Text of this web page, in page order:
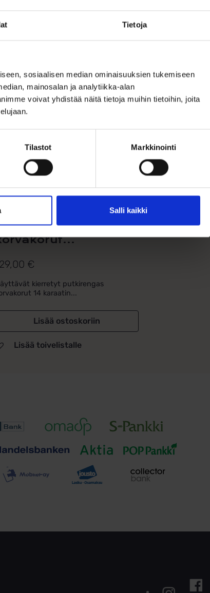
Tietoja
sosiaalisen median ominaisuuksien tukemiseen
mainosalan ja analytiikka-alan
voivat yhdistää näitä tietoja muihin tietoihin, joita
Tilastot Markkinointi
Salli kaikki
Lisää toivelistalle Lisää
kierretyt
€
kierretyt putkirengas
14 karaatin...
Lisää ostoskoriin
Lisää toivelistalle